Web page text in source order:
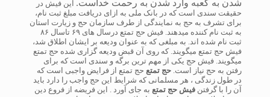
شدن به کعبه وارد شدن به رحمت خداست. این فیش در
حقیقت سندی است که در بانک ملی به ازای دریافت مبلغ ثبت نام،
برای تشرف به حج به نمایندگی از طرف سازمان حج و زیارت استان
به ثبت نام کننده میدهند. فیش حج تمتع درسال های ۶۹ تاسال ۸۶
ثبت نام شده اند. به مبلغی که به عنوان ودیعه بر ایشان اطلاق شد،
فیش حج تمتع میگویند. که روی آن قبض ودیعه گزاری شده حج تمتع
میگویند. فیش حج یکی از مهم ترین برگه و سندی است که برای
رفتن به حج نیاز است. حج تمتع حج تمتع از فرایض واجبی است که
در طول زندگی ، هر مسلمانی که شرایط این حج واجب را دارد باید
آن را با گرفتن فیش حج تمتع به جای آورد . این فریضه از فروع دین